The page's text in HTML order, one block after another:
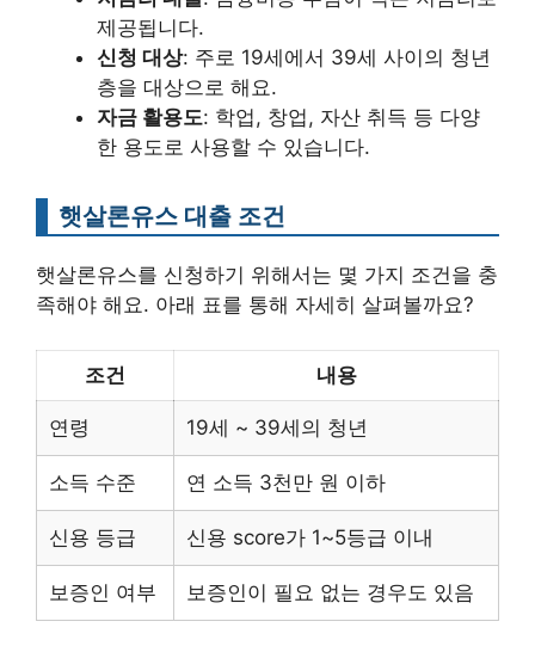
제공됩니다.
신청 대상: 주로 19세에서 39세 사이의 청년
층을 대상으로 해요.
자금 활용도: 학업, 창업, 자산 취득 등 다양
한 용도로 사용할 수 있습니다.
햇살론유스 대출 조건
햇살론유스를 신청하기 위해서는 몇 가지 조건을 충
족해야 해요. 아래 표를 통해 자세히 살펴볼까요?
조건 내용
연령 19세 ~ 39세의 청년
소득 수준 연 소득 3천만 원 이하
신용 등급 신용 score가 1~5등급 이내
보증인 여부 보증인이 필요 없는 경우도 있음